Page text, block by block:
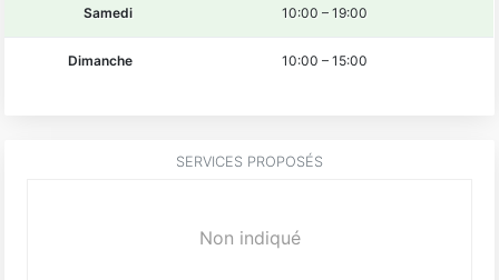
Samedi 10:00 – 19:00
Dimanche 10:00 – 15:00
SERVICES PROPOSÉS
Non indiqué